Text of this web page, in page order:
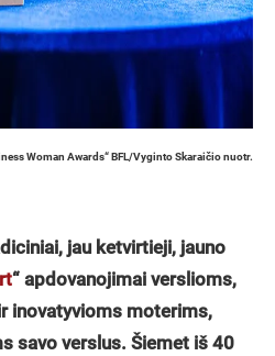
Woman Awards“ BFL/Vyginto Skaraičio nuotr.
jau ketvirtieji, jauno
“ apdovanojimai verslioms,
inovatyvioms moterims,
savo verslus. Šiemet iš 40